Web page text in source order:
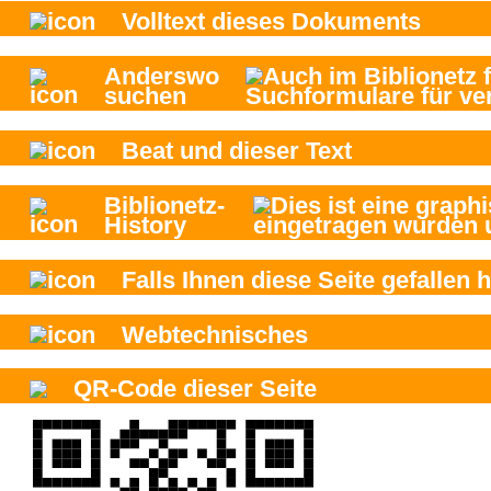
Volltext dieses Dokuments
Anderswo
suchen
Beat und dieser Text
Biblionetz-
History
Falls Ihnen diese Seite gefallen
Webtechnisches
QR-Code dieser Seite